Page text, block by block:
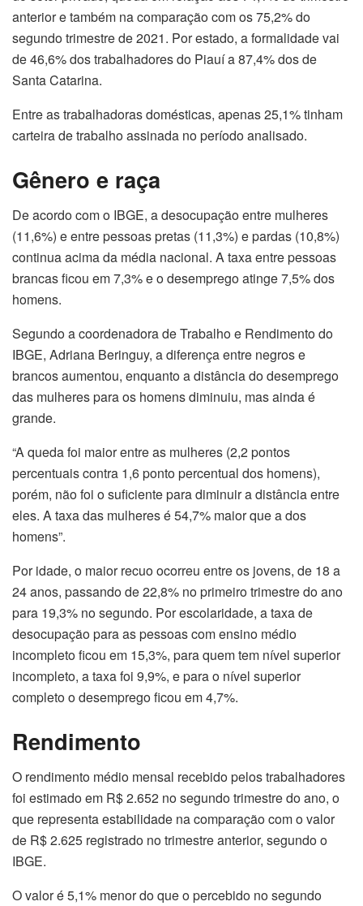
anterior e também na comparação com os 75,2% do
segundo trimestre de 2021. Por estado, a formalidade vai
de 46,6% dos trabalhadores do Piauí a 87,4% dos de
Santa Catarina.
Entre as trabalhadorasdomésticas, apenas 25,1% tinham
carteira de trabalho assinada no período analisado.
Gênero e raça
De acordo com o IBGE, a desocupação entre mulheres
(11,6%) e entre pessoas pretas (11,3%) e pardas (10,8%)
continua acima da média nacional. A taxa entre pessoas
brancas ficou em 7,3% e o desemprego atinge 7,5% dos
homens.
Segundo a coordenadora de Trabalho e Rendimento do
IBGE, Adriana Beringuy, a diferença entre negros e
brancos aumentou, enquanto a distância do desemprego
das mulheres para os homens diminuiu, mas ainda é
grande.
“A queda foi maior entre as mulheres (2,2 pontos
percentuais contra 1,6 ponto percentual dos homens),
porém, não foi o suficiente para diminuir a distância entre
eles. A taxa das mulheres é 54,7% maior que a dos
homens”.
Por idade, o maior recuo ocorreu entre os jovens, de 18 a
24 anos, passando de 22,8% no primeiro trimestre do ano
para 19,3% no segundo. Por escolaridade, a taxa de
desocupação para as pessoas com ensino médio
incompleto ficou em 15,3%, para quem tem nível superior
incompleto, a taxa foi 9,9%, e para o nível superior
completo o desemprego ficou em 4,7%.
Rendimento
O rendimento médio mensal recebido pelos trabalhadores
foi estimado em R$ 2.652 no segundo trimestre do ano, o
que representa estabilidade na comparação com o valor
de R$ 2.625 registrado no trimestre anterior, segundo o
IBGE.
O valor é 5,1% menor do que o percebido no segundo